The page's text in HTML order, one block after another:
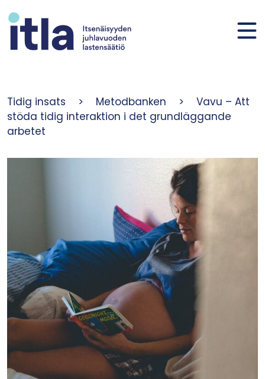
Tidig insats > Metodbanken >
Vavu – Att
stöda tidig interaktion i det grundläggande
arbetet